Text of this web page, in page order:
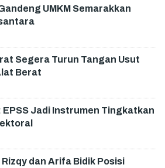
UMKM Semarakkan
Segera Turun Tangan Usut
Berat
Jadi Instrumen Tingkatkan
dan Arifa Bidik Posisi